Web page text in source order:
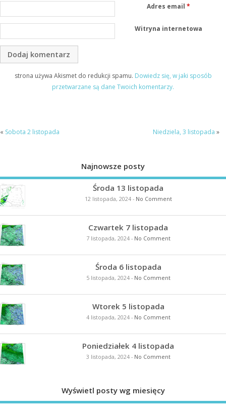
Adres email *
Witryna internetowa
strona używa Akismet do redukcji spamu. Dowiedz się, w jaki sposób
przetwarzane są dane Twoich komentarzy.
« Sobota 2 listopada Niedziela, 3 listopada »
Najnowsze posty
Środa 13 listopada
12 listopada, 2024- No Comment
Czwartek 7 listopada
7 listopada, 2024- No Comment
Środa 6 listopada
5 listopada, 2024- No Comment
Wtorek 5 listopada
4 listopada, 2024- No Comment
Poniedziałek 4 listopada
3 listopada, 2024- No Comment
Wyświetl posty wg miesięcy